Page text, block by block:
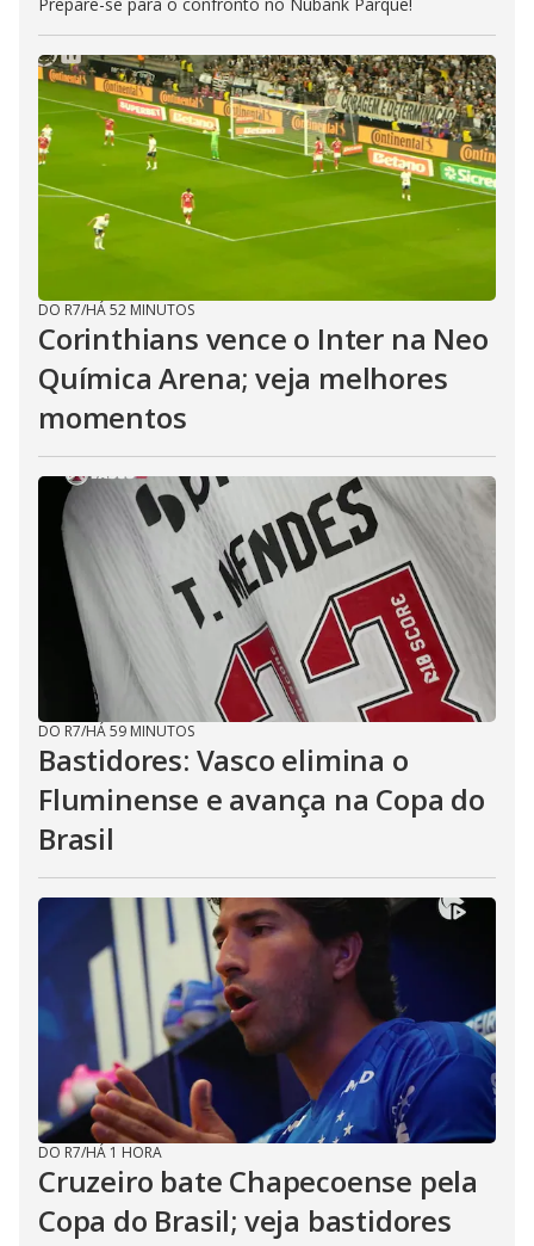
DO R7/HÁ 52 MINUTOS
Corinthians vence o Inter na Neo
Química Arena; veja melhores
momentos
DO R7/HÁ 59 MINUTOS
Bastidores: Vasco elimina o
Fluminense e avança na Copa do
Brasil
DO R7/HÁ 1 HORA
Cruzeiro bate Chapecoense pela
Copa do Brasil; veja bastidores